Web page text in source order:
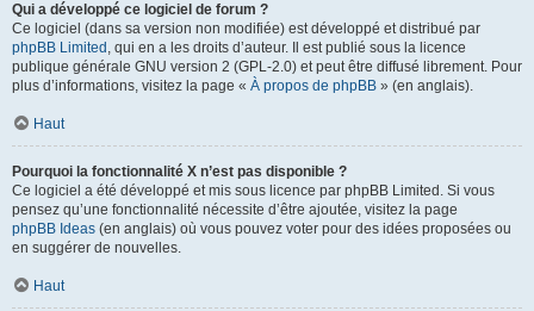
Qui a développé ce logiciel de forum ?
Ce logiciel (dans sa version non modifiée) est développé et distribué par
phpBB Limited , qui en a les droits d’auteur. Il est publié sous la licence
publique générale GNU version 2 (GPL-2.0) et peut être diffusé librement. Pour
plus d’informations, visitez la page « À propos de phpBB » (en anglais).
Haut
Pourquoi la fonctionnalité X n’est pas disponible ?
Ce logiciel a été développé et mis sous licence par phpBB Limited. Si vous
pensez qu’une fonctionnalité nécessite d’être ajoutée, visitez la page
phpBB Ideas (en anglais) où vous pouvez voter pour des idées proposées ou
en suggérer de nouvelles.
Haut